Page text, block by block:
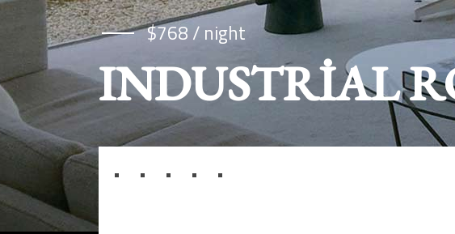
$768 / night
INDUSTRIAL